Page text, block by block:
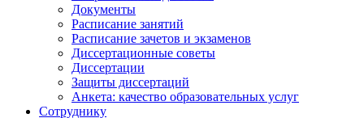
Документы
Расписание занятий
Расписание зачетов и экзаменов
Диссертационные советы
Диссертации
Защиты диссертаций
Анкета: качество образовательных услуг
Сотруднику